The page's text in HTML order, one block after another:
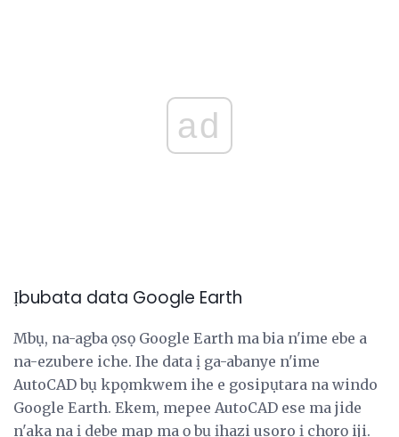
ad
Ịbubata data Google Earth
Mbụ, na-agba ọsọ Google Earth ma bia n'ime ebe a
na-ezubere iche. Ihe data ị ga-abanye n'ime
AutoCAD bụ kpọmkwem ihe e gosipụtara na windo
Google Earth. Ekem, mepee AutoCAD ese ma jide
n'aka na ị debe map ma ọ bụ ịhazi usoro ị chọrọ iji.